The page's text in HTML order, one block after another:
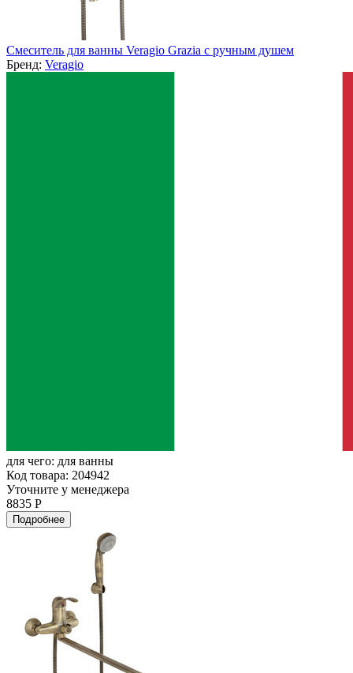
Смеситель для ванны Veragio Grazia с ручным душем
Бренд: Veragio
для чего: для ванны
Код товара: 204942
Уточните у менеджера
8835 Р
Подробнее